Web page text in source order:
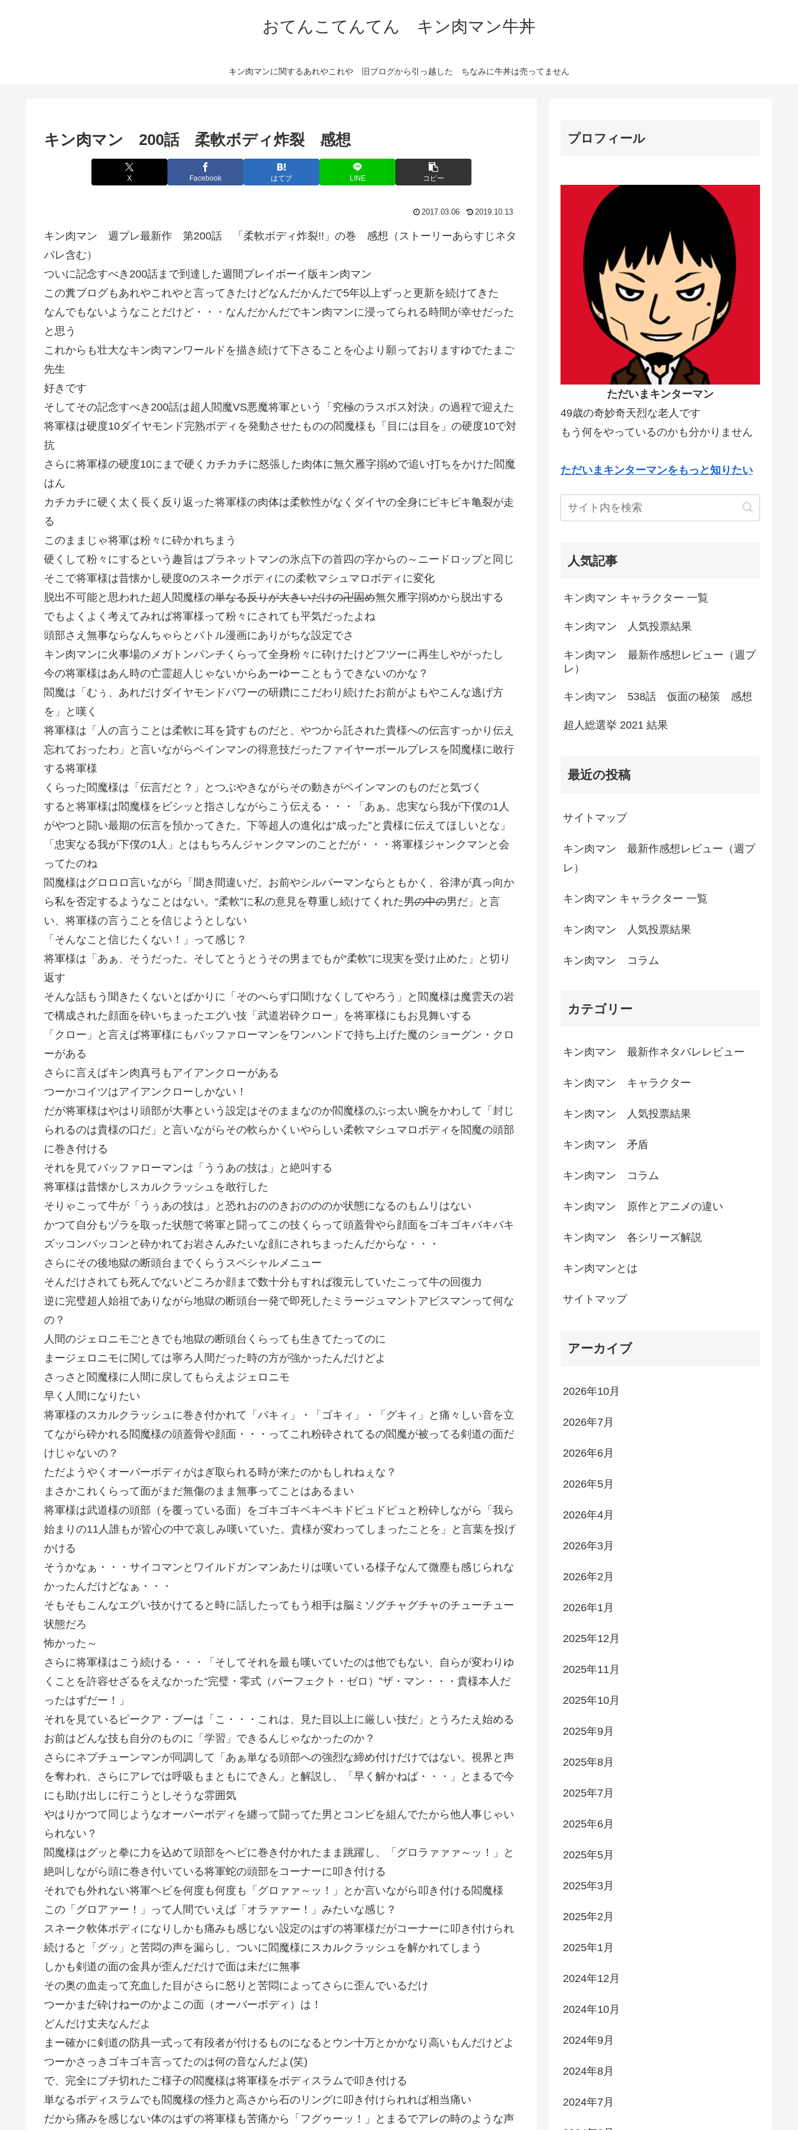
おてんこてんてん キン肉マン牛丼
キン肉マンに関するあれやこれや 旧ブログから引っ越した ちなみに牛丼は売ってません
キン肉マン 200話 柔軟ボディ炸裂 感想
X Facebook はてブ LINE コピー
2017.03.06 2019.10.13
キン肉マン 週プレ最新作 第200話 「柔軟ボディ炸裂!!」の巻 感想（ストーリーあらすじネタ
バレ含む）
ついに記念すべき200話まで到達した週間プレイボーイ版キン肉マン
この糞ブログもあれやこれやと言ってきたけどなんだかんだで5年以上ずっと更新を続けてきた
なんでもないようなことだけど・・・なんだかんだでキン肉マンに浸ってられる時間が幸せだった
と思う
これからも壮大なキン肉マンワールドを描き続けて下さることを心より願っておりますゆでたまご
先生
好きです
そしてその記念すべき200話は超人閻魔VS悪魔将軍という「究極のラスボス対決」の過程で迎えた
将軍様は硬度10ダイヤモンド完熟ボディを発動させたものの閻魔様も「目には目を」の硬度10で対
抗
さらに将軍様の硬度10にまで硬くカチカチに怒張した肉体に無欠雁字搦めで追い打ちをかけた閻魔
はん
カチカチに硬く太く長く反り返った将軍様の肉体は柔軟性がなくダイヤの全身にピキピキ亀裂が走
る
このままじゃ将軍は粉々に砕かれちまう
硬くして粉々にするという趣旨はプラネットマンの氷点下の首四の字からの～ニードロップと同じ
そこで将軍様は昔懐かし硬度0のスネークボディにの柔軟マシュマロボディに変化
脱出不可能と思われた超人閻魔様の単なる反りが大きいだけの卍固め無欠雁字搦めから脱出する
でもよくよく考えてみれば将軍様って粉々にされても平気だったよね
頭部さえ無事ならなんちゃらとバトル漫画にありがちな設定でさ
キン肉マンに火事場のメガトンパンチくらって全身粉々に砕けたけどフツーに再生しやがったし
今の将軍様はあん時の亡霊超人じゃないからあーゆーこともうできないのかな？
閻魔は「むぅ、あれだけダイヤモンドパワーの研鑽にこだわり続けたお前がよもやこんな逃げ方
を」と嘆く
将軍様は「人の言うことは柔軟に耳を貸すものだと、やつから託された貴様への伝言すっかり伝え
忘れておったわ」と言いながらペインマンの得意技だったファイヤーボールプレスを閻魔様に敢行
する将軍様
くらった閻魔様は「伝言だと？」とつぶやきながらその動きがペインマンのものだと気づく
すると将軍様は閻魔様をビシッと指さしながらこう伝える・・・「あぁ。忠実なら我が下僕の1人
がやつと闘い最期の伝言を預かってきた。下等超人の進化は“成った”と貴様に伝えてほしいとな」
「忠実なる我が下僕の1人」とはもちろんジャンクマンのことだが・・・将軍様ジャンクマンと会
ってたのね
閻魔様はグロロロ言いながら「聞き間違いだ。お前やシルバーマンならともかく、谷津が真っ向か
ら私を否定するようなことはない。“柔軟”に私の意見を尊重し続けてくれた男の中の男だ」と言
い、将軍様の言うことを信じようとしない
「そんなこと信じたくない！」って感じ？
将軍様は「あぁ、そうだった。そしてとうとうその男までもが“柔軟”に現実を受け止めた」と切り
返す
そんな話もう聞きたくないとばかりに「そのへらず口聞けなくしてやろう」と閻魔様は魔雲天の岩
で構成された顔面を砕いちまったエグい技「武道岩砕クロー」を将軍様にもお見舞いする
「クロー」と言えば将軍様にもバッファローマンをワンハンドで持ち上げた魔のショーグン・クロ
ーがある
さらに言えばキン肉真弓もアイアンクローがある
つーかコイツはアイアンクローしかない！
だが将軍様はやはり頭部が大事という設定はそのままなのか閻魔様のぶっ太い腕をかわして「封じ
られるのは貴様の口だ」と言いながらその軟らかくいやらしい柔軟マシュマロボディを閻魔の頭部
に巻き付ける
それを見てバッファローマンは「ううあの技は」と絶叫する
将軍様は昔懐かしスカルクラッシュを敢行した
そりゃこって牛が「うぅあの技は」と恐れおののきおのののか状態になるのもムリはない
かつて自分もヅラを取った状態で将軍と闘ってこの技くらって頭蓋骨やら顔面をゴキゴキバキバキ
ズッコンバッコンと砕かれてお岩さんみたいな顔にされちまったんだからな・・・
さらにその後地獄の断頭台までくらうスペシャルメニュー
そんだけされても死んでないどころか顔まで数十分もすれば復元していたこって牛の回復力
逆に完璧超人始祖でありながら地獄の断頭台一発で即死したミラージュマントアビスマンって何な
の？
人間のジェロニモごときでも地獄の断頭台くらっても生きてたってのに
まージェロニモに関しては寧ろ人間だった時の方が強かったんだけどよ
さっさと閻魔様に人間に戻してもらえよジェロニモ
早く人間になりたい
将軍様のスカルクラッシュに巻き付かれて「バキィ」・「ゴキィ」・「グキィ」と痛々しい音を立
てながら砕かれる閻魔様の頭蓋骨や顔面・・・ってこれ粉砕されてるの閻魔が被ってる剣道の面だ
けじゃないの？
ただようやくオーバーボディがはぎ取られる時が来たのかもしれねぇな？
まさかこれくらって面がまだ無傷のまま無事ってことはあるまい
将軍様は武道様の頭部（を覆っている面）をゴキゴキベキベキドピュドピュと粉砕しながら「我ら
始まりの11人誰もが皆心の中で哀しみ嘆いていた。貴様が変わってしまったことを」と言葉を投げ
かける
そうかなぁ・・・サイコマンとワイルドガンマンあたりは嘆いている様子なんて微塵も感じられな
かったんだけどなぁ・・・
そもそもこんなエグい技かけてると時に話したってもう相手は脳ミソグチャグチャのチューチュー
状態だろ
怖かった～
さらに将軍様はこう続ける・・・「そしてそれを最も嘆いていたのは他でもない、自らが変わりゆ
くことを許容せざるをえなかった“完璧・零式（パーフェクト・ゼロ）”ザ・マン・・・貴様本人だ
ったはずだー！」
それを見ているピークア・ブーは「こ・・・これは、見た目以上に厳しい技だ」とうろたえ始める
お前はどんな技も自分のものに「学習」できるんじゃなかったのか？
さらにネプチューンマンが同調して「あぁ単なる頭部への強烈な締め付けだけではない。視界と声
を奪われ、さらにアレでは呼吸もまともにできん」と解説し、「早く解かねば・・・」とまるで今
にも助け出しに行こうとしそうな雰囲気
やはりかつて同じようなオーバーボディを纏って闘ってた男とコンビを組んでたから他人事じゃい
られない？
閻魔様はグッと拳に力を込めて頭部をヘビに巻き付かれたまま跳躍し、「グロラァァァ～ッ！」と
絶叫しながら頭に巻き付いている将軍蛇の頭部をコーナーに叩き付ける
それでも外れない将軍ヘビを何度も何度も「グロァァ～ッ！」とか言いながら叩き付ける閻魔様
この「グロアァー！」って人間でいえば「オラァァー！」みたいな感じ？
スネーク軟体ボディになりしかも痛みも感じない設定のはずの将軍様だがコーナーに叩き付けられ
続けると「グッ」と苦悶の声を漏らし、ついに閻魔様にスカルクラッシュを解かれてしまう
しかも剣道の面の金具が歪んだだけで面は未だに無事
その奥の血走って充血した目がさらに怒りと苦悶によってさらに歪んでいるだけ
つーかまだ砕けねーのかよこの面（オーバーボディ）は！
どんだけ丈夫なんだよ
まー確かに剣道の防具一式って有段者が付けるものになるとウン十万とかかなり高いもんだけどよ
つーかさっきゴキゴキ言ってたのは何の音なんだよ(笑)
で、完全にブチ切れたご様子の閻魔様は将軍様をボディスラムで叩き付ける
単なるボディスラムでも閻魔様の怪力と高さから石のリングに叩き付けられれば相当痛い
だから痛みを感じない体のはずの将軍様も苦痛から「フグゥーッ！」とまるでアレの時のような声
プロフィール
ただいまキンターマン
49歳の奇妙奇天烈な老人です
もう何をやっているのかも分かりません
ただいまキンターマンをもっと知りたい
人気記事
キン肉マン キャラクター 一覧
キン肉マン 人気投票結果
キン肉マン 最新作感想レビュー（週プ
レ）
キン肉マン 538話 仮面の秘策 感想
超人総選挙 2021 結果
最近の投稿
サイトマップ
キン肉マン 最新作感想レビュー（週プ
レ）
キン肉マン キャラクター 一覧
キン肉マン 人気投票結果
キン肉マン コラム
カテゴリー
キン肉マン 最新作ネタバレレビュー
キン肉マン キャラクター
キン肉マン 人気投票結果
キン肉マン 矛盾
キン肉マン コラム
キン肉マン 原作とアニメの違い
キン肉マン 各シリーズ解説
キン肉マンとは
サイトマップ
アーカイブ
2026年10月
2026年7月
2026年6月
2026年5月
2026年4月
2026年3月
2026年2月
2026年1月
2025年12月
2025年11月
2025年10月
2025年9月
2025年8月
2025年7月
2025年6月
2025年5月
2025年3月
2025年2月
2025年1月
2024年12月
2024年10月
2024年9月
2024年8月
2024年7月